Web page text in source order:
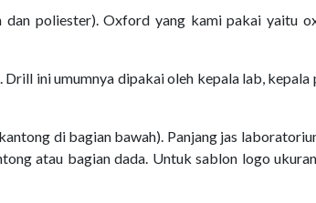
poliester). Oxford yang kami pakai yaitu
ini umumnya dipakai oleh kepala lab,
di bagian bawah). Panjang jas
atau bagian dada. Untuk sablon logo